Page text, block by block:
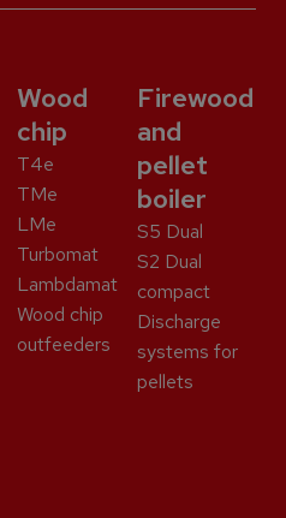
Wood
chip
T4e
TMe
LMe
Turbomat
Lambdamat
Wood chip
outfeeders
Firewood
and
pellet
boiler
S5 Dual
S2 Dual
compact
Discharge
systems for
pellets